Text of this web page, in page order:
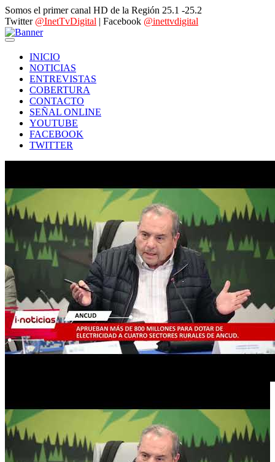
Somos el primer canal HD de la Región 25.1 -25.2
Twitter @InetTvDigital | Facebook @inettvdigital
INICIO
NOTICIAS
ENTREVISTAS
COBERTURA
CONTACTO
SEÑAL ONLINE
YOUTUBE
FACEBOOK
TWITTER